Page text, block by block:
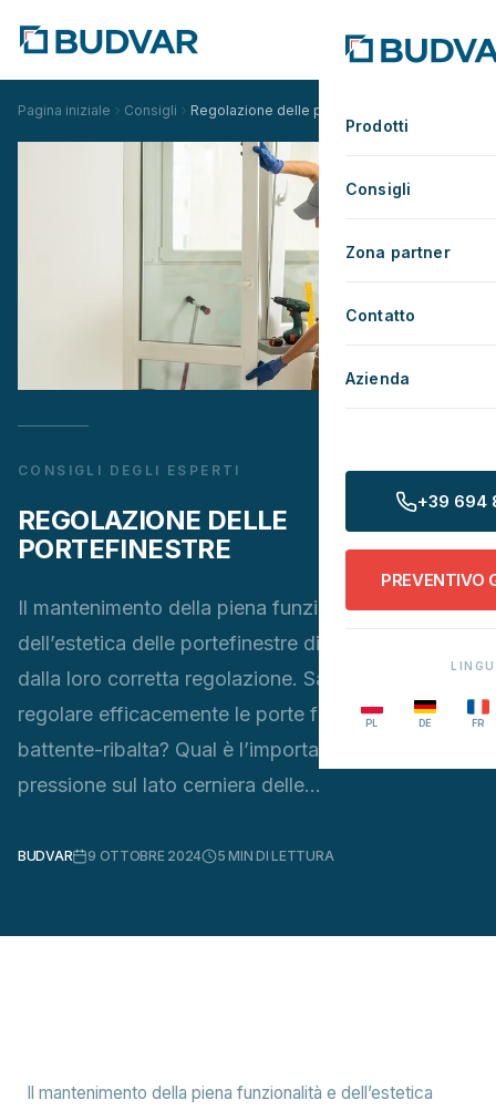
Prodotti
Consigli
Zona partner
Contatto
Azienda
+39 694
PREVENTIVO
PL DE FR
Pagina iniziale Consigli Regolazione delle portefinestre
CONSIGLI DEGLI ESPERTI
REGOLAZIONE DELLE
PORTEFINESTRE
Il mantenimento della piena funzionalità e
dell’estetica delle portefinestre dipende spesso
dalla loro corretta regolazione. Sapete come
regolare efficacemente le porte finestre apribili a
battente-ribalta? Qual è l’importanza della
pressione sul lato cerniera delle…
BUDVAR 9 OTTOBRE 2024 5 MIN DI LETTURA
Il mantenimento della piena funzionalità e dell’estetica